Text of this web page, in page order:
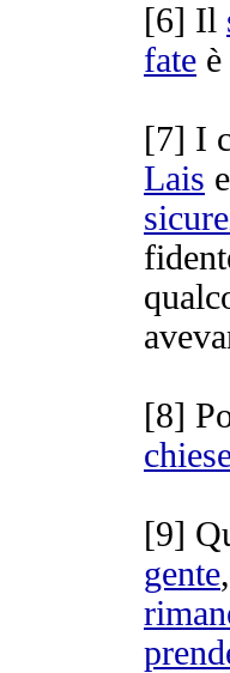
[6] Il
fate
[7] I
Lais e
[8]
[9]
gente